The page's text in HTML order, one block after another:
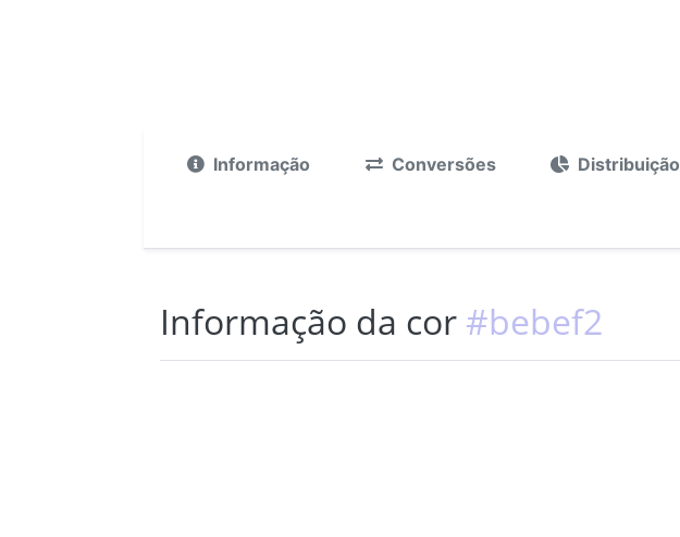
Informação Conversões Distribuição
Informação da cor #bebef2